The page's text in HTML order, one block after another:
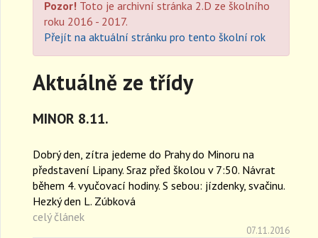
Pozor! Toto je archivní stránka 2.D ze školního
roku 2016 - 2017.
Přejít na aktuální stránku pro tento školní rok
Aktuálně ze třídy
MINOR 8.11.
Dobrý den, zítra jedeme do Prahy do Minoru na
představení Lipany. Sraz před školou v 7:50. Návrat
během 4. vyučovací hodiny. S sebou: jízdenky, svačinu.
Hezký den L. Zúbková
celý článek
07.11.2016